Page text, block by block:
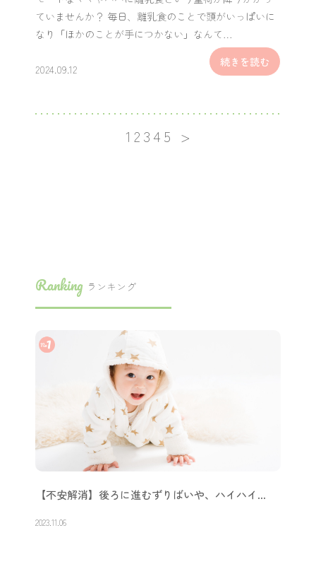
ていませんか？ 毎日、離乳食のことで頭がいっぱいに
なり「ほかのことが手につかない」なんて…
2024.09.12
続きを読む
1 2 3 4 5
Ranking ランキング
【不安解消】後ろに進むずりばいや、ハイハイ…
2023.11.06